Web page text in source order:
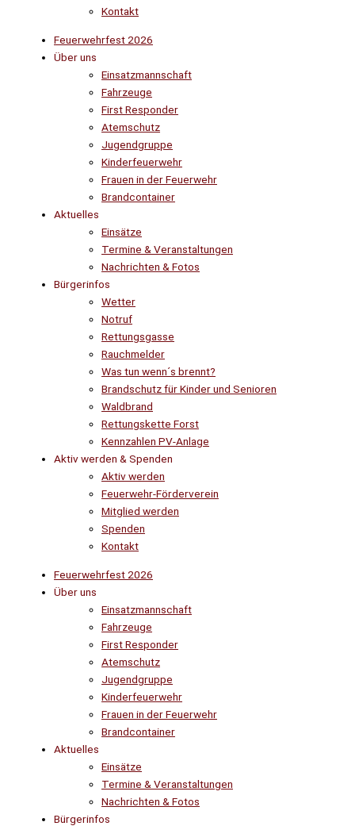
Kontakt
Feuerwehrfest 2026
Über uns
Einsatzmannschaft
Fahrzeuge
First Responder
Atemschutz
Jugendgruppe
Kinderfeuerwehr
Frauen in der Feuerwehr
Brandcontainer
Aktuelles
Einsätze
Termine & Veranstaltungen
Nachrichten & Fotos
Bürgerinfos
Wetter
Notruf
Rettungsgasse
Rauchmelder
Was tun wenn´s brennt?
Brandschutz für Kinder und Senioren
Waldbrand
Rettungskette Forst
Kennzahlen PV-Anlage
Aktiv werden & Spenden
Aktiv werden
Feuerwehr-Förderverein
Mitglied werden
Spenden
Kontakt
Feuerwehrfest 2026
Über uns
Einsatzmannschaft
Fahrzeuge
First Responder
Atemschutz
Jugendgruppe
Kinderfeuerwehr
Frauen in der Feuerwehr
Brandcontainer
Aktuelles
Einsätze
Termine & Veranstaltungen
Nachrichten & Fotos
Bürgerinfos